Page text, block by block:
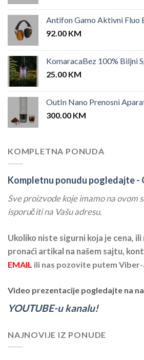
Antifon Gamo Aktivni Fluo
92.00 KM
KomaracaBez 100% Biljni
25.00 KM
OutIn Nano Prenosni
300.00 KM
KOMPLETNA PONUDA
Kompletnu ponudu pogledajte -
Sve proizvode koje imamo na ovom
isporučiti na Vašu adresu.
Ukoliko niste sigurni koja je cena,
pronaći artikal na našem sajtu,
EMAIL ili nas pozovite putem Viber-
Video prezentacije pogledajte na
YOUTUBE-u kanalu!
NAJNOVIJE IZ PONUDE